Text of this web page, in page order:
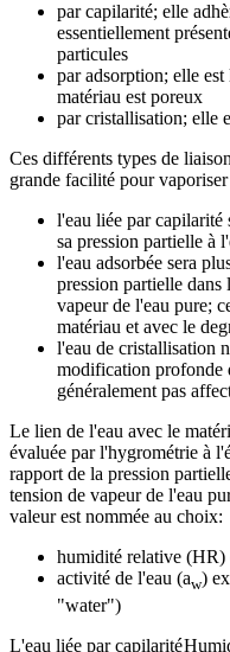
par capilarité; elle
essentiellement
particules
par adsorption; elle
matériau est poreux
par cristallisation; elle
Ces différents types de
grande facilité pour vaporiser
l'eau liée par capilarité
sa pression partielle à
l'eau adsorbée sera
pression partielle dans
vapeur de l'eau pure;
matériau et avec le
l'eau de cristallisation
modification profonde
généralement pas
Le lien de l'eau avec le
évaluée par l'hygrométrie à
rapport de la pression
tension de vapeur de l'eau
valeur est nommée au choix:
humidité relative (HR)
activité de l'eau (aw)
"water")
L'eau liée par capilarité